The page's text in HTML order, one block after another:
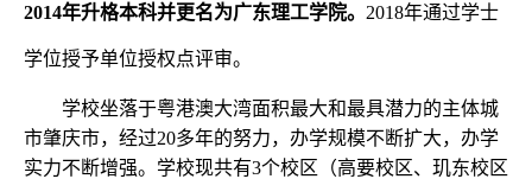
2014年升格本科并更名为广东理工学院。 2018年通过学士
学位授予单位授权点评审。
学校坐落于粤港澳大湾面积最大和最具潜力的主体城
市肇庆市，经过20多年的努力，办学规模不断扩大，办学
实力不断增强。学校现共有3个校区（高要校区、玑东校区